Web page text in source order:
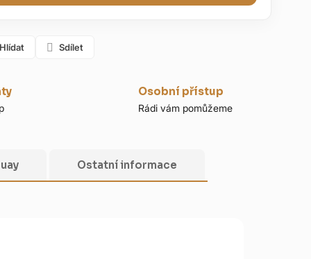
Hlídat Sdílet
Osobní přístup
Rádi vám pomůžeme
Ostatní informace